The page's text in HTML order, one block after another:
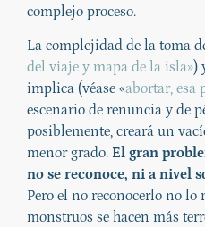
complejo proceso.
La complejidad de la toma
del viaje y mapa de la isla»)
implica (véase «abortar, esa
escenario de renuncia y de
posiblemente, creará un
menor grado. El gran
no se reconoce, ni a nivel
Pero el no reconocerlo no
monstruos se hacen más